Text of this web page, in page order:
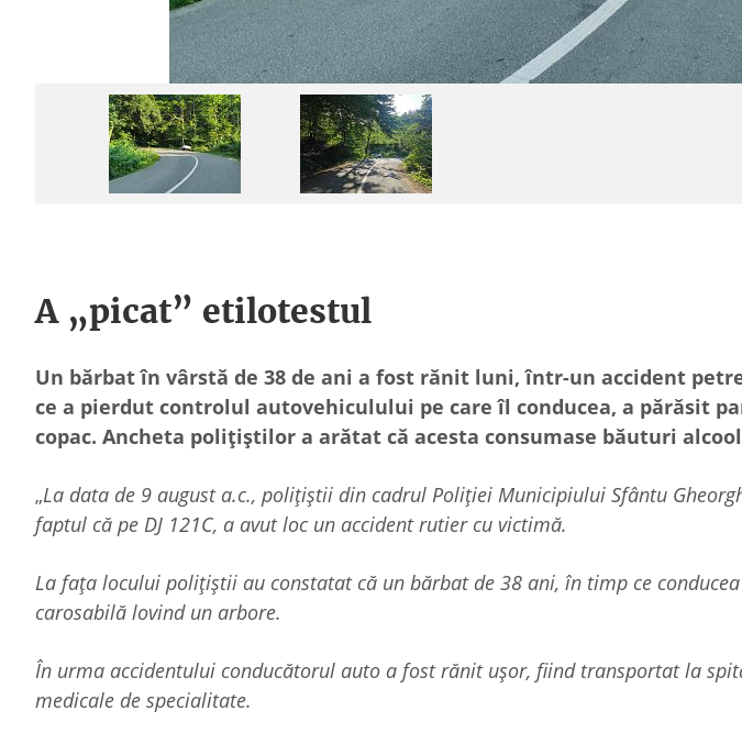
A „picat” etilotestul
Un bărbat în vârstă de 38 de ani a fost rănit luni, într-un accident
ce a pierdut controlul autovehiculului pe care îl conducea, a părăsit
copac. Ancheta polițiștilor a arătat că acesta consumase băuturi
„La data de 9 august a.c., polițiștii din cadrul Poliției Municipiului Sfântu
faptul că pe DJ 121C, a avut loc un accident rutier cu victimă.
La fața locului polițiștii au constatat că un bărbat de 38 ani, în timp ce
carosabilă lovind un arbore.
În urma accidentului conducătorul auto a fost rănit ușor, fiind transportat la
medicale de specialitate.